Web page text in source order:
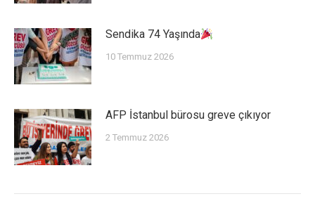
Sendika 74 Yaşında
10 Temmuz 2026
AFP İstanbul bürosu greve çıkıyor
2 Temmuz 2026